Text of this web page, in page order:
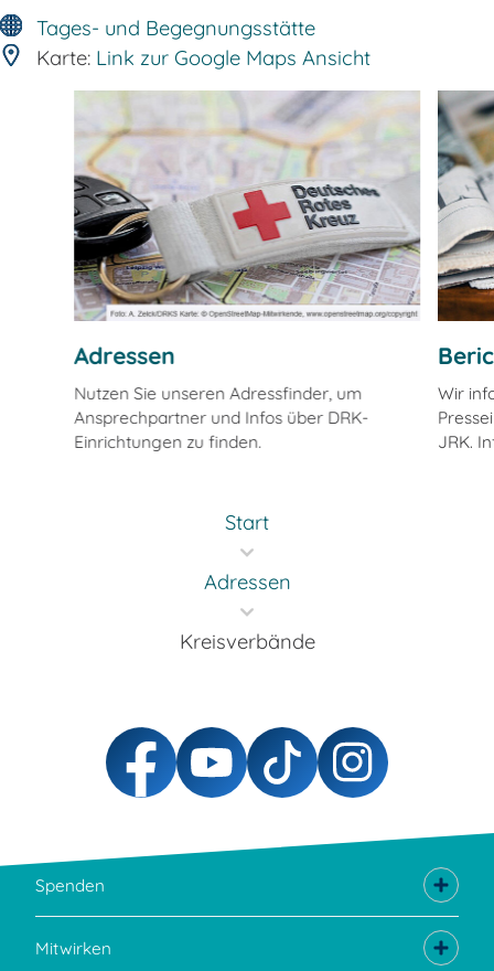
Tages- und Begegnungsstätte
Karte: Link zur Google Maps Ansicht
Adressen
Nutzen Sie unseren Adressfinder, um
Ansprechpartner und Infos über DRK-
Einrichtungen zu finden.
Wir
JRK.
Start
Adressen
Kreisverbände
Spenden
Mitwirken